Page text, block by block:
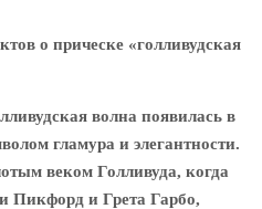
о прическе «голливудская
волна появилась в
гламура и элегантности.
веком Голливуда, когда
Пикфорд и Грета Гарбо,